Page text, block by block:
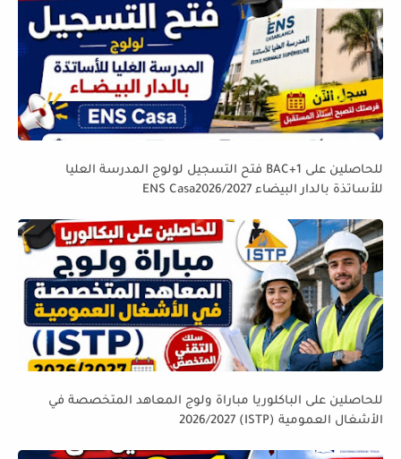
للحاصلين على BAC+1 فتح التسجيل لولوج المدرسة العليا
للأساتذة بالدار البيضاء ENS Casa2026/2027
للحاصلين على الباكلوريا مباراة ولوج المعاهد المتخصصة في
الأشغال العمومية (ISTP) 2026/2027